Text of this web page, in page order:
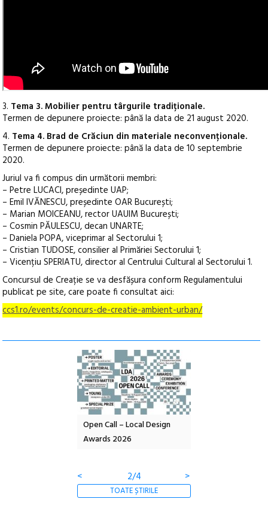
3. Tema 3. Mobilier pentru târgurile tradiționale.
Termen de depunere proiecte: până la data de 21 august 2020.
4. Tema 4. Brad de Crăciun din materiale neconvenționale.
Termen de depunere proiecte: până la data de 10 septembrie
2020.
Juriul va fi compus din următorii membri:
– Petre LUCACI, președinte UAP;
– Emil IVĂNESCU, președinte OAR București;
– Marian MOICEANU, rector UAUIM București;
– Cosmin PĂULESCU, decan UNARTE;
– Daniela POPA, viceprimar al Sectorului 1;
– Cristian TUDOSE, consilier al Primăriei Sectorului 1;
– Vicențiu SPERIATU, director al Centrului Cultural al Sectorului 1.
Concursul de Creație se va desfășura conform Regulamentului
publicat pe site, care poate fi consultat aici:
ccs1.ro/events/concurs-de-creatie-ambient-urban/
Open Call – Local Design
Awards 2026
<
2/4 >
TOATE ȘTIRILE